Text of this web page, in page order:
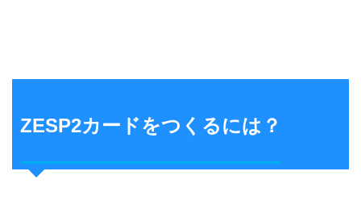
ZESP2カードをつくるには？